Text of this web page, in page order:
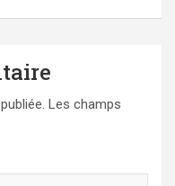
Les champs